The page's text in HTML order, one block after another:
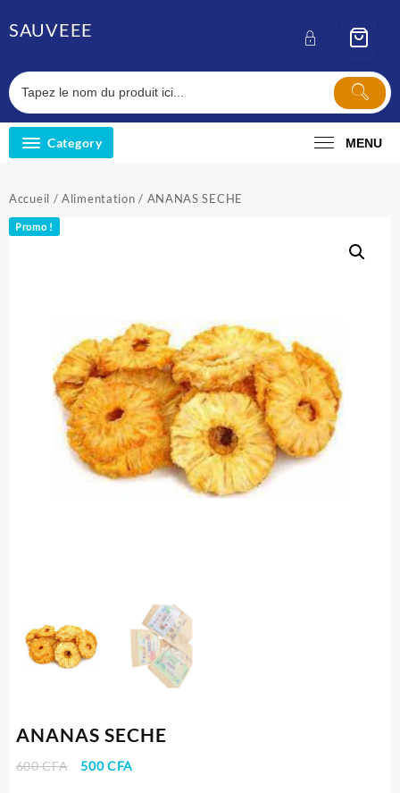
toSAUVEEE
Category MENU
Accueil /Alimentation / ANANAS SECHE
Promo !
ANANAS SECHE
600CFA
Le
500CFA